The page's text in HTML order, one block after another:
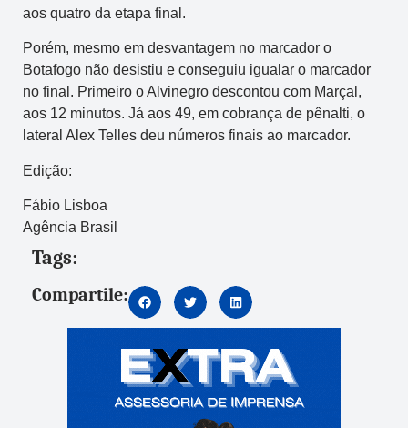
aos quatro da etapa final.
Porém, mesmo em desvantagem no marcador o
Botafogo não desistiu e conseguiu igualar o marcador
no final. Primeiro o Alvinegro descontou com Marçal,
aos 12 minutos. Já aos 49, em cobrança de pênalti, o
lateral Alex Telles deu números finais ao marcador.
Edição:
Fábio Lisboa
Agência Brasil
Tags:
Compartile: